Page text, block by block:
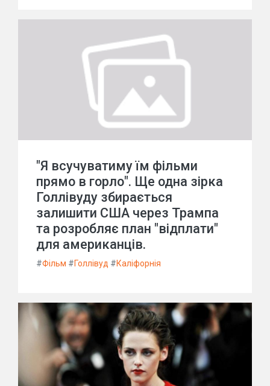
"Я всучуватиму їм фільми
прямо в горло". Ще одна зірка
Голлівуду збирається
залишити США через Трампа
та розробляє план "відплати"
для американців.
#Фільм #Голлівуд #Каліфорнія